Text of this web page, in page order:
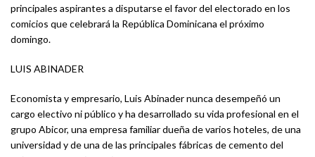
principales aspirantes a disputarse el favor del electorado en los
comicios que celebrará la República Dominicana el próximo
domingo.
LUIS ABINADER
Economista y empresario, Luis Abinader nunca desempeñó un
cargo electivo ni público y ha desarrollado su vida profesional en el
grupo Abicor, una empresa familiar dueña de varios hoteles, de una
universidad y de una de las principales fábricas de cemento del